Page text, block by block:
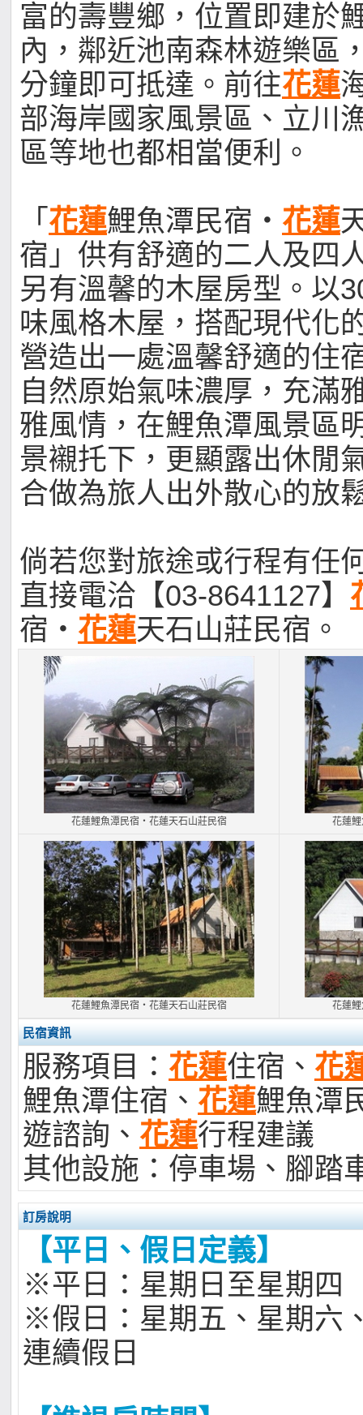
富的壽豐鄉，位置即建於
內，鄰近池南森林遊樂區
分鐘即可抵達。前往花蓮
部海岸國家風景區、立川
區等地也都相當便利。
「 花蓮鯉魚潭民宿‧ 花蓮
宿」供有舒適的二人及四
另有溫馨的木屋房型。以
味風格木屋，搭配現代化
營造出一處溫馨舒適的住
自然原始氣味濃厚，充滿
雅風情，在鯉魚潭風景區
景襯托下，更顯露出休閒
合做為旅人出外散心的放
倘若您對旅途或行程有任
直接電洽【03-8641127】
宿‧ 花蓮天石山莊民宿。
花蓮鯉魚潭民宿‧花蓮天石山莊民宿 花蓮
花蓮鯉魚潭民宿‧花蓮天石山莊民宿 花蓮
民宿資訊
服務項目： 花蓮住宿、 花
鯉魚潭住宿、 花蓮鯉魚潭
遊諮詢、 花蓮行程建議
其他設施：停車場、腳踏
訂房說明
【平日、假日定義】
※平日：星期日至星期四
※假日：星期五、星期六
連續假日